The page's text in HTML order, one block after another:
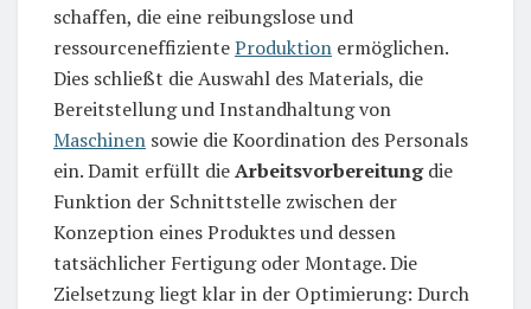
schaffen, die eine reibungslose und
ressourceneffizienteProduktion ermöglichen.
Dies schließt die Auswahl des Materials, die
Bereitstellung und Instandhaltung von
Maschinen sowie die Koordination des Personals
ein. Damit erfüllt dieArbeitsvorbereitungdie
Funktion der Schnittstelle zwischen der
Konzeption eines Produktes und dessen
tatsächlicher Fertigung oder Montage. Die
Zielsetzung liegt klar in der Optimierung: Durch